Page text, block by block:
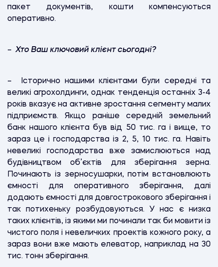
пакет документів, кошти компенсуються
оперативно.
–Хто Ваш ключовий клієнт сьогодні?
– Історично нашими клієнтами були середні та
великі агрохолдинги, однак тенденція останніх 3-4
років вказує на активне зростання сегменту малих
підприємств. Якщо раніше середній земельний
банк нашого клієнта був від 50 тис. га і вище, то
зараз це і господарства із 2, 5, 10 тис. га. Навіть
невеликі господарства вже замислюються над
будівництвом об’єктів для зберігання зерна.
Починають із зерносушарки, потім встановлюють
ємності для оперативного зберігання, далі
додають ємності для довгострокового зберігання і
так потихеньку розбудовуються. У нас є низка
таких клієнтів, із якими ми починали так би мовити із
чистого поля і невеличких проектів кожного року, а
зараз вони вже мають елеватор, наприклад на 30
тис. тонн зберігання.